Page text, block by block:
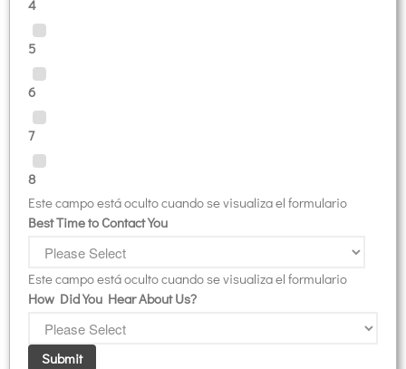
4
5
6
7
8
Este campo está oculto cuando se visualiza el formulario
Best Time to Contact You
Este campo está oculto cuando se visualiza el formulario
How Did You Hear About Us?
Submit